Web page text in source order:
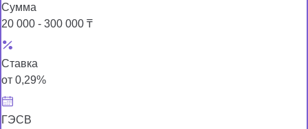
Сумма
20 000 - 300 000 ₸
Ставка
от 0,29%
ГЭСВ